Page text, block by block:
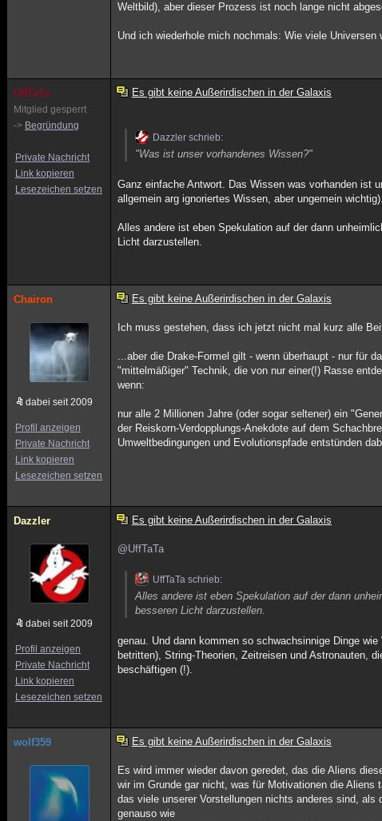
Weltbild), aber dieser Prozess ist noch lange nicht
Und ich wiederhole mich nochmals: Wie viele
UffTaTa
Mitglied gesperrt
-> Begründung
Private Nachricht
Link kopieren
Lesezeichen setzen
Es gibt keine Außerirdischen in der Galaxis
Dazzler schrieb:
"Was ist unser vorhandenes Wissen?"
Ganz einfache Antwort. Das Wissen was vorhanden ist
allgemein arg ignoriertes Wissen, aber ungemein wichtig).
Alles andere ist eben Spekulation auf der dann
Licht darzustellen.
Chairon
dabei seit 2009
Profil anzeigen
Private Nachricht
Link kopieren
Lesezeichen setzen
Es gibt keine Außerirdischen in der Galaxis
Ich muss gestehen, dass ich jetzt nicht mal kurz alle
...aber die Drake-Formel gilt - wenn überhaupt - nur für
"mittelmäßiger" Technik, die von nur einer(!) Rasse
wenn:
nur alle 2 Millionen Jahre (oder sogar seltener) ein
der Reiskorn-Verdopplungs-Anekdote auf dem
Umweltbedingungen und Evolutionspfade entstünden
Dazzler
dabei seit 2009
Profil anzeigen
Private Nachricht
Link kopieren
Lesezeichen setzen
Es gibt keine Außerirdischen in der Galaxis
@UffTaTa
UffTaTa schrieb:
Alles andere ist eben Spekulation auf der dann
besseren Licht darzustellen.
genau. Und dann kommen so schwachsinnige Dinge
betritten), String-Theorien, Zeitreisen und Astronauten,
beschäftigen (!).
wolf359 Es gibt keine Außerirdischen in der Galaxis
Es wird immer wieder davon geredet, das die Aliens
wir im Grunde gar nicht, was für Motivationen die Aliens
das viele unserer Vorstellungen nichts anderes sind, als
genauso wie